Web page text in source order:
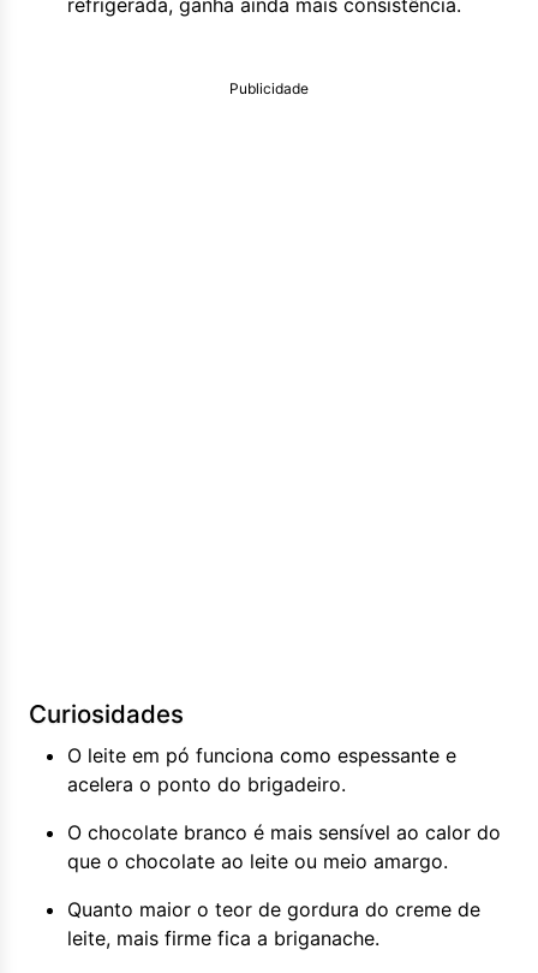
refrigerada, ganha ainda mais consistência.
Publicidade
Curiosidades
O leite em pó funciona como espessante e
acelera o ponto do brigadeiro.
O chocolate branco é mais sensível ao calor do
que o chocolate ao leite ou meio amargo.
Quanto maior o teor de gordura do creme de
leite, mais firme fica a briganache.